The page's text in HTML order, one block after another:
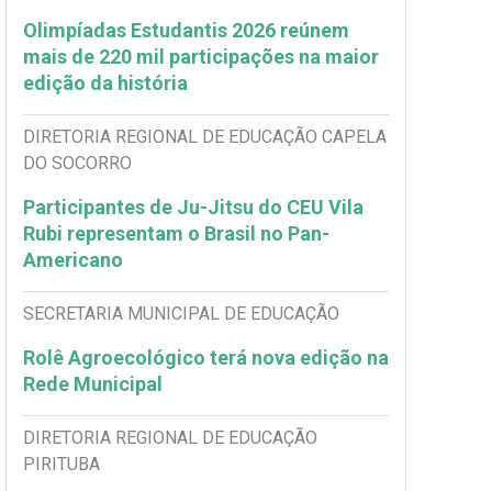
Olimpíadas Estudantis 2026 reúnem
mais de 220 mil participações na maior
edição da história
DIRETORIA REGIONAL DE EDUCAÇÃO CAPELA
DO SOCORRO
Participantes de Ju-Jitsu do CEU Vila
Rubi representam o Brasil no Pan-
Americano
SECRETARIA MUNICIPAL DE EDUCAÇÃO
Rolê Agroecológico terá nova edição na
Rede Municipal
DIRETORIA REGIONAL DE EDUCAÇÃO
PIRITUBA